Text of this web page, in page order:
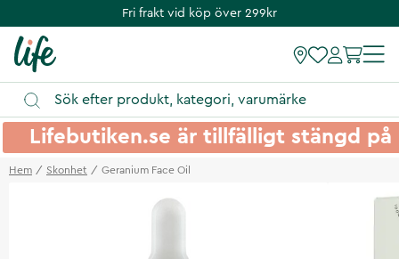
Fri frakt vid köp över 299kr
Lifebutiken.se är tillfälligt stängd
Hem Skonhet Geranium Face Oil